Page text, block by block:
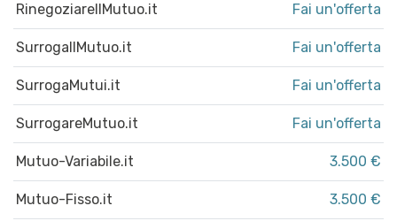
RinegoziareIlMutuo.it Fai un'offerta
SurrogaIlMutuo.it Fai un'offerta
SurrogaMutui.it Fai un'offerta
SurrogareMutuo.it Fai un'offerta
Mutuo-Variabile.it 3.500 €
Mutuo-Fisso.it 3.500 €